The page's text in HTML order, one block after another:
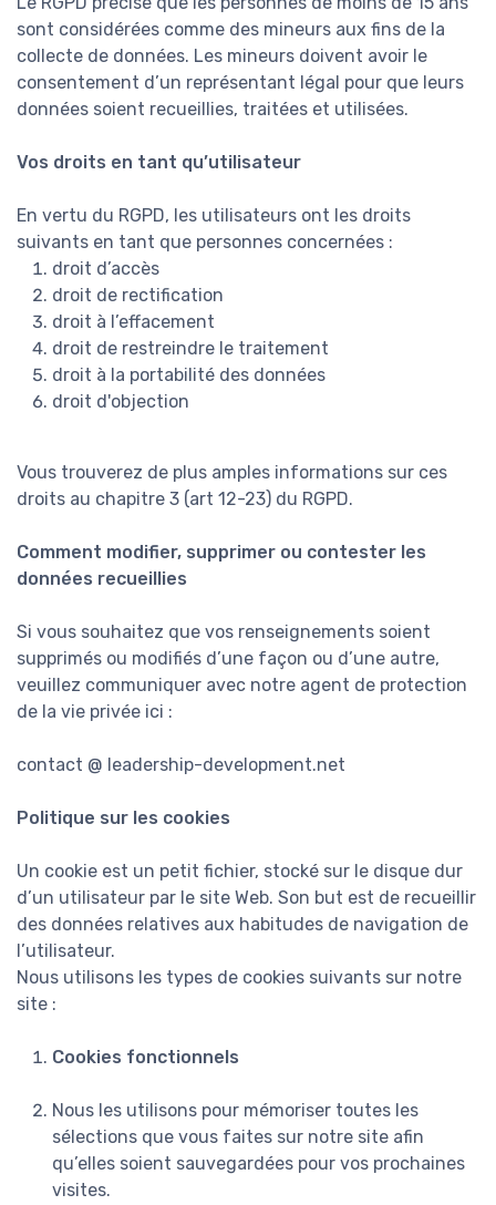
sont considérées comme des mineurs aux fins de la
collecte de données. Les mineurs doivent avoir le
consentement d’un représentant légal pour que leurs
données soient recueillies, traitées et utilisées.
Vos droits en tant qu’utilisateur
En vertu du RGPD, les utilisateurs ont les droits
suivants en tant que personnes concernées :
droit d’accès
droit de rectification
droit à l’effacement
droit de restreindre le traitement
droit à la portabilité des données
droit d'objection
Vous trouverez de plus amples informations sur ces
droits au chapitre 3 (art 12-23) du RGPD.
Comment modifier, supprimer ou contester les
données recueillies
Si vous souhaitez que vos renseignements soient
supprimés ou modifiés d’une façon ou d’une autre,
veuillez communiquer avec notre agent de protection
de la vie privée ici :
contact @ leadership-development.net
Politique sur les cookies
Un cookie est un petit fichier, stocké sur le disque dur
d’un utilisateur par le site Web. Son but est de recueillir
des données relatives aux habitudes de navigation de
l’utilisateur.
Nous utilisons les types de cookies suivants sur notre
site :
Cookies fonctionnels
Nous les utilisons pour mémoriser toutes les
sélections que vous faites sur notre site afin
qu’elles soient sauvegardées pour vos prochaines
visites.